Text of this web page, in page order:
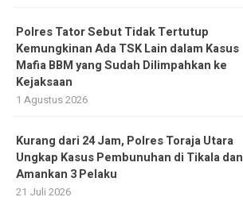
Polres Tator Sebut Tidak Tertutup
Kemungkinan Ada TSK Lain dalam Kasus
Mafia BBM yang Sudah Dilimpahkan ke
Kejaksaan
1 Agustus 2026
Kurang dari 24 Jam, Polres Toraja Utara
Ungkap Kasus Pembunuhan di Tikala dan
Amankan 3 Pelaku
21 Juli 2026